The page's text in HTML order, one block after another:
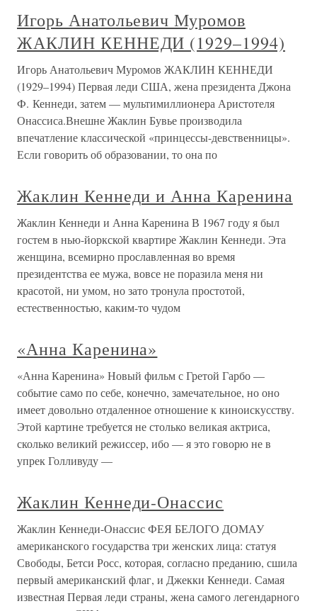
Игорь Анатольевич Муромов
ЖАКЛИН КЕННЕДИ (1929–1994)
Игорь Анатольевич Муромов ЖАКЛИН КЕННЕДИ
(1929–1994) Первая леди США, жена президента Джона
Ф. Кеннеди, затем — мультимиллионера Аристотеля
Онассиса.Внешне Жаклин Бувье производила
впечатление классической «принцессы-девственницы».
Если говорить об образовании, то она по
Жаклин Кеннеди и Анна Каренина
Жаклин Кеннеди и Анна Каренина В 1967 году я был
гостем в нью-йоркской квартире Жаклин Кеннеди. Эта
женщина, всемирно прославленная во время
президентства ее мужа, вовсе не поразила меня ни
красотой, ни умом, но зато тронула простотой,
естественностью, каким-то чудом
«Анна Каренина»
«Анна Каренина» Новый фильм с Гретой Гарбо —
событие само по себе, конечно, замечательное, но оно
имеет довольно отдаленное отношение к киноискусству.
Этой картине требуется не столько великая актриса,
сколько великий режиссер, ибо — я это говорю не в
упрек Голливуду —
Жаклин Кеннеди-Онассис
Жаклин Кеннеди-Онассис ФЕЯ БЕЛОГО ДОМАУ
американского государства три женских лица: статуя
Свободы, Бетси Росс, которая, согласно преданию, сшила
первый американский флаг, и Джекки Кеннеди. Самая
известная Первая леди страны, жена самого легендарного